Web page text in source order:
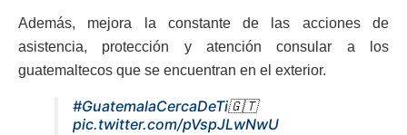
Además, mejora la constante de las acciones de
asistencia, protección y atención consular a los
guatemaltecos que se encuentran en el exterior.
#GuatemalaCercaDeTi🇬🇹
pic.twitter.com/pVspJLwNwU